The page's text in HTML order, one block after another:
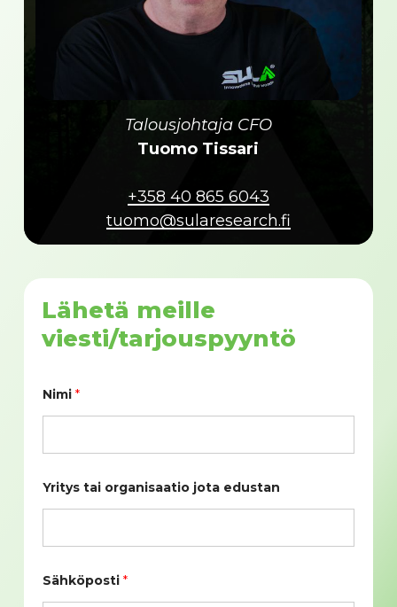
Talousjohtaja CFO
Tuomo Tissari
+358 40 865 6043
tuomo@sularesearch.fi
Lähetä meille
viesti/tarjouspyyntö
Nimi *
Yritys tai organisaatio jota edustan
Sähköposti *